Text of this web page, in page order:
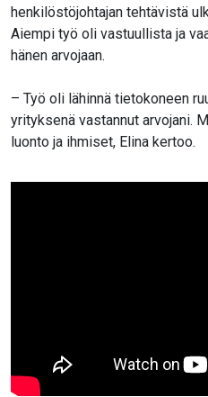
henkilöstöjohtajan tehtävistä
Aiempi työ oli vastuullista ja
hänen arvojaan.
– Työ oli lähinnä tietokoneen
yrityksenä vastannut arvojani.
luonto ja ihmiset, Elina kertoo.